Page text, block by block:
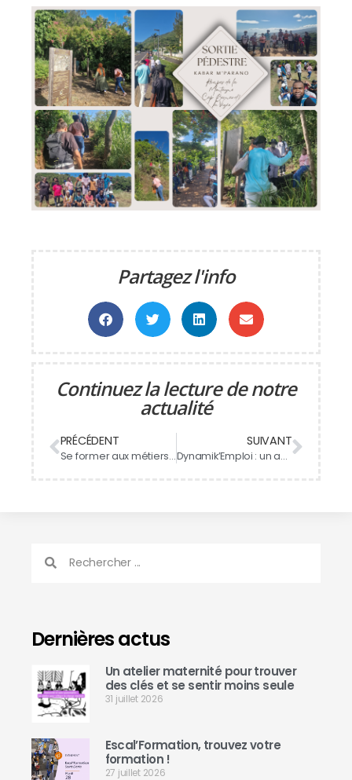
Partagez l'info
Continuez la lecture de notre
actualité
PRÉCÉDENT
Se former aux métiers du transport et de la logistique avec AFTRAL
SUIVANT
Dynamik’Emploi : un accompagnement vers l’emploi et l’alternance
Dernières actus
Un atelier maternité pour trouver
des clés et se sentir moins seule
31 juillet 2026
Escal’Formation, trouvez votre
formation !
27 juillet 2026